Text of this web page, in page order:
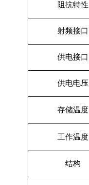
阻抗特性
射频接口
供电接口
供电电压
存储温度
工作温度
结构